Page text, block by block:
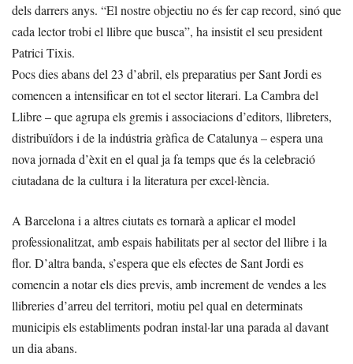
dels darrers anys. “El nostre objectiu no és fer cap record, sinó que
cada lector trobi el llibre que busca”, ha insistit el seu president
Patrici Tixis.
Pocs dies abans del 23 d’abril, els preparatius per Sant Jordi es
comencen a intensificar en tot el sector literari. La Cambra del
Llibre – que agrupa els gremis i associacions d’editors, llibreters,
distribuïdors i de la indústria gràfica de Catalunya – espera una
nova jornada d’èxit en el qual ja fa temps que és la celebració
ciutadana de la cultura i la literatura per excel·lència.
A Barcelona i a altres ciutats es tornarà a aplicar el model
professionalitzat, amb espais habilitats per al sector del llibre i la
flor. D’altra banda, s’espera que els efectes de Sant Jordi es
comencin a notar els dies previs, amb increment de vendes a les
llibreries d’arreu del territori, motiu pel qual en determinats
municipis els establiments podran instal·lar una parada al davant
un dia abans.